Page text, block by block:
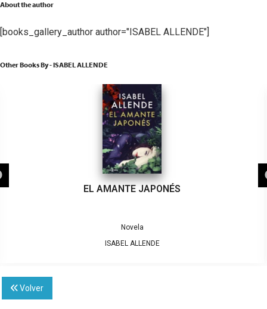
About the author
[books_gallery_author author="ISABEL ALLENDE"]
Other Books By - ISABEL ALLENDE
EL AMANTE JAPONÉS
Novela
ISABEL ALLENDE
Volver